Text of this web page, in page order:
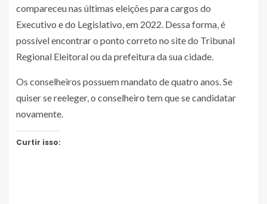
compareceu nas últimas eleições para cargos do
Executivo e do Legislativo, em 2022. Dessa forma, é
possível encontrar o ponto correto no site do Tribunal
Regional Eleitoral ou da prefeitura da sua cidade.
Os conselheiros possuem mandato de quatro anos. Se
quiser se reeleger, o conselheiro tem que se candidatar
novamente.
Curtir isso: